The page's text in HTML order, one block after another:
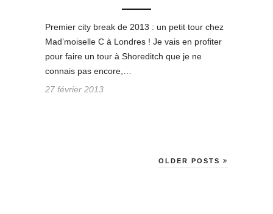
Premier city break de 2013 : un petit tour chez
Mad’moiselle C à Londres ! Je vais en profiter
pour faire un tour à Shoreditch que je ne
connais pas encore,…
27 février 2013
OLDER POSTS